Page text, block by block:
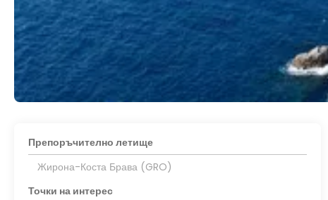
Препоръчително летище
Жирона-Коста Брава (GRO)
Точки на интерес